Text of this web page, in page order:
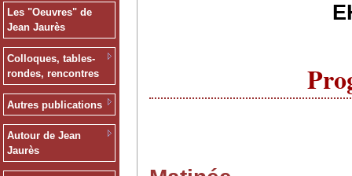
Les "Oeuvres" de
Jean Jaurès
Colloques, tables-
rondes, rencontres
Autres publications
Autour de Jean
Jaurès